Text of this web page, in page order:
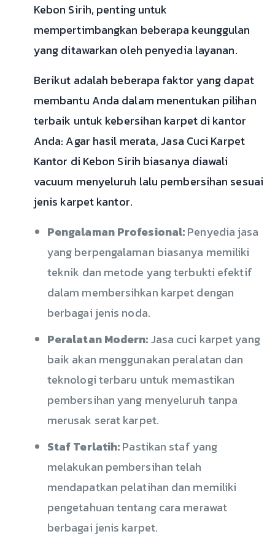
Kebon Sirih, penting untuk
mempertimbangkan beberapa keunggulan
yang ditawarkan oleh penyedia layanan.
Berikut adalah beberapa faktor yang dapat
membantu Anda dalam menentukan pilihan
terbaik untuk kebersihan karpet di kantor
Anda: Agar hasil merata, Jasa Cuci Karpet
Kantor di Kebon Sirih biasanya diawali
vacuum menyeluruh lalu pembersihan sesuai
jenis karpet kantor.
Pengalaman Profesional:Penyedia jasa
yang berpengalaman biasanya memiliki
teknik dan metode yang terbukti efektif
dalam membersihkan karpet dengan
berbagai jenis noda.
Peralatan Modern:Jasa cuci karpet yang
baik akan menggunakan peralatan dan
teknologi terbaru untuk memastikan
pembersihan yang menyeluruh tanpa
merusak serat karpet.
Staf Terlatih:Pastikan staf yang
melakukan pembersihan telah
mendapatkan pelatihan dan memiliki
pengetahuan tentang cara merawat
berbagai jenis karpet.